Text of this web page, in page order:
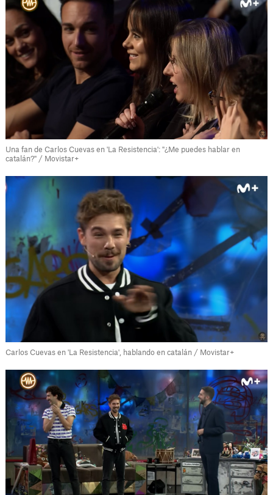
Una fan de Carlos Cuevas en 'La Resistencia': "¿Me puedes hablar en
catalán?" / Movistar+
Carlos Cuevas en 'La Resistencia', hablando en catalán / Movistar+